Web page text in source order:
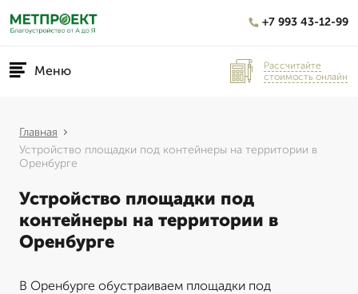
+7 993 43-12-99
Меню
Рассчитайте
стоимость онлайн
Главная
Устройство площадки под контейнеры на территории в
Оренбурге
Устройство площадки под
контейнеры на территории в
Оренбурге
В Оренбурге обустраиваем площадки под